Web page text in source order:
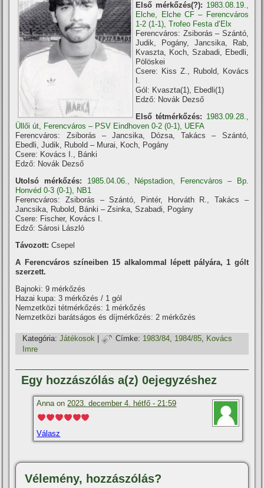
Első mérkőzés(?): 1983.08.19.,
Elche, Elche CF – Ferencváros
1-2 (1-1), Trofeo Festa d’Elx
Ferencváros: Zsiborás – Szántó,
Judik, Pogány, Jancsika, Rab,
Kvaszta, Koch, Szabadi, Ebedli,
Pölöskei
Csere: Kiss Z., Rubold, Kovács
I.
Gól: Kvaszta(1), Ebedli(1)
Edző: Novák Dezső
Első tétmérkőzés: 1983.09.28.,
Üllői út, Ferencváros – PSV Eindhoven 0-2 (0-1), UEFA
Ferencváros: Zsiborás – Jancsika, Dózsa, Takács – Szántó,
Ebedli, Judik, Rubold – Murai, Koch, Pogány
Csere: Kovács I., Bánki
Edző: Novák Dezső
Utolsó mérkőzés:
1985.04.06., Népstadion, Ferencváros – Bp.
Honvéd 0-3 (0-1), NB1
Ferencváros: Zsiborás – Szántó, Pintér, Horváth R., Takács –
Jancsika, Rubold, Bánki – Zsinka, Szabadi, Pogány
Csere: Fischer, Kovács I.
Edző: Sárosi László
Távozott: Csepel
A Ferencváros szí­neiben 15 alkalommal lépett pályára, 1 gólt
szerzett.
Bajnoki: 9 mérkőzés
Hazai kupa: 3 mérkőzés / 1 gól
Nemzetközi tétmérkőzés: 1 mérkőzés
Nemzetközi barátságos és dí­jmérkőzés: 2 mérkőzés
Kategória: Játékosok | Címke: 1983/84, 1984/85, Kovács
Imre
Egy hozzászólás a(z) 0ejegyzéshez
Anna on2023. december 4. hétfő - 21:59
Válasz
Vélemény, hozzászólás?